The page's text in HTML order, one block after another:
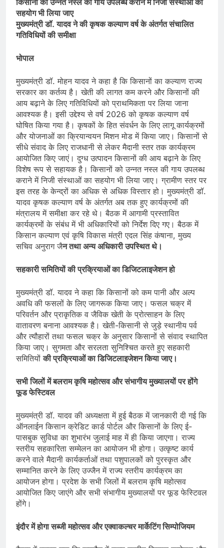
सहयोग भी लिया जाए
मुख्यमंत्री डॉ. यादव ने की कृषक कल्याण वर्ष के अंतर्गत संचालित
गतिविधियों की समीक्षा
भोपाल
मुख्यमंत्री डॉ. मोहन यादव ने कहा है कि किसानों का कल्याण राज्य
सरकार का कर्तव्य है। खेती की लागत कम करने और किसानों की
आय बढ़ाने के लिए गतिविधियों को प्राथमिकता पर लिया जाना
आवश्यक है। इसी उद्देश्य से वर्ष 2026 को कृषक कल्याण वर्ष
घोषित किया गया है। कृषकों के हित संवर्धन के लिए लागू कार्यक्रमों
और योजनाओं का क्रियान्वयन मिशन मोड में किया जाए। किसानों से
सीधे संवाद के लिए राजधानी से लेकर मैदानी स्तर तक कार्यक्रम
आयोजित किए जाएं। दुग्ध उत्पादन किसानों की आय बढ़ाने के लिए
विशेष रूप से सहायक है। किसानों को उन्नत नस्ल की गाय उपलब्ध
कराने में निजी संस्थाओं का सहयोग भी लिया जाए। ग्रामीण स्तर पर
इस तरह के केन्द्रों का अधिक से अधिक विस्तार हो। मुख्यमंत्री डॉ.
यादव कृषक कल्याण वर्ष के अंतर्गत अब तक हुए कार्यक्रमों की
मंत्रालय में समीक्षा कर रहे थे। बैठक में आगामी प्रस्तावित
कार्यक्रमों के संबंध में भी अधिकारियों को निर्देश दिए गए। बैठक में
किसान कल्याण एवं कृषि विकास मंत्री एदल सिंह कंषाना, मुख्य
सचिव अनुराग जैन तथा अन्य अधिकारी उपस्थित थे।
सहकारी समितियों की प्रक्रियाओं का डिजिटलाइजेशन हो
मुख्यमंत्री डॉ. यादव ने कहा कि किसानों को कम पानी और अल्प
अवधि की फसलों के लिए जागरूक किया जाए। फसल चक्र में
परिवर्तन और प्राकृतिक व जैविक खेती के प्रोत्साहन के लिए
वातावरण बनाना आवश्यक है। खेती-किसानी से जुड़े स्थानीय पर्व
और त्यौहारों तथा फसल चक्र के अनुसार किसानों से संवाद स्थापित
किया जाए। सुगमता और सरलता सुनिश्चित करते हुए सहकारी
समितियोंकी प्रक्रियाओं का डिजिटलाइजेशन किया जाए।
सभी जिलों में बलराम कृषि महोत्सव और संभागीय मुख्यालयों पर होंगे
फूड फेस्टिवल
मुख्यमंत्री डॉ. यादव की अध्यक्षता में हुई बैठक में जानकारी दी गई कि
ऑनलाईन किसान क्रेडिट कार्ड पोर्टल और किसानों के लिए ई-
पासबुक सुविधा का शुभारंभ जुलाई माह में ही किया जाएगा। राज्य
स्तरीय सहकारिता सम्मेलन का आयोजन भी होगा। उत्कृष्ट कार्य
करने वाले मैदानी कार्यकर्ताओं तथा पशुपालकों को पुरस्कृत और
सम्मानित करने के लिए उज्जैन में राज्य स्तरीय कार्यक्रम का
आयोजन होगा। प्रदेश के सभी जिलों में बलराम कृषि महोत्सव
आयोजित किए जाएंगे और सभी संभागीय मुख्यालयों पर फूड फेस्टिवल
होंगे।
इंदौर में होगा सब्जी महोत्सव और एक्वाकल्चर मार्केटिंग सिम्पोजियम